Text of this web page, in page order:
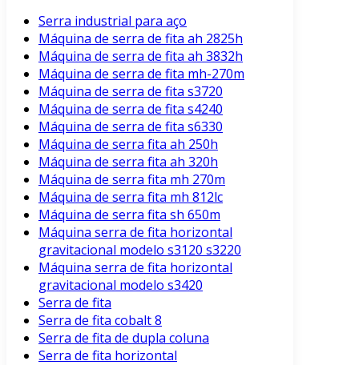
Serra industrial para aço
Máquina de serra de fita ah 2825h
Máquina de serra de fita ah 3832h
Máquina de serra de fita mh-270m
Máquina de serra de fita s3720
Máquina de serra de fita s4240
Máquina de serra de fita s6330
Máquina de serra fita ah 250h
Máquina de serra fita ah 320h
Máquina de serra fita mh 270m
Máquina de serra fita mh 812lc
Máquina de serra fita sh 650m
Máquina serra de fita horizontal
gravitacional modelo s3120 s3220
Máquina serra de fita horizontal
gravitacional modelo s3420
Serra de fita
Serra de fita cobalt 8
Serra de fita de dupla coluna
Serra de fita horizontal